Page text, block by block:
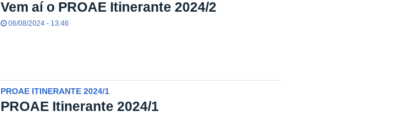
Vem aí o PROAE Itinerante 2024/2
06/08/2024 - 13:46
PROAE ITINERANTE 2024/1
PROAE Itinerante 2024/1